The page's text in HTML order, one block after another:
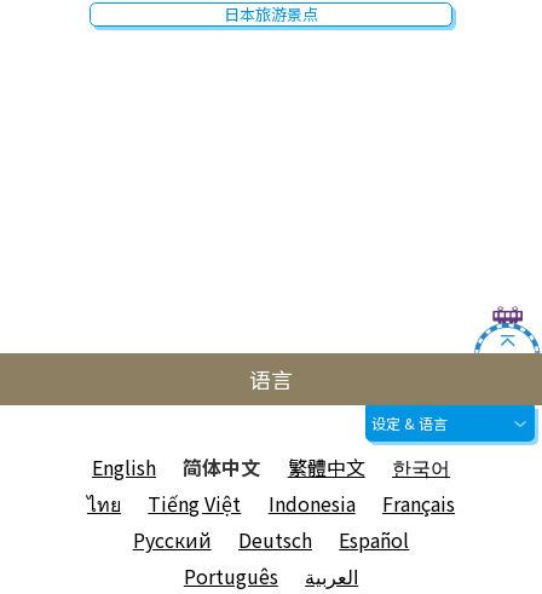
日本旅游景点
语言
设定 & 语言
English 简体中文 繁體中文
한국어
ไทย
Tiếng Việt Indonesia
Français
Русский
Deutsch
Español
Português
العربية